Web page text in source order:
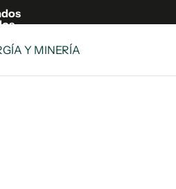
Y MINERÍA